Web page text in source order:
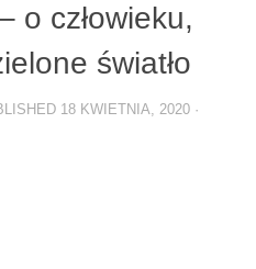
o człowieku,
światło
18 KWIETNIA, 2020 ·